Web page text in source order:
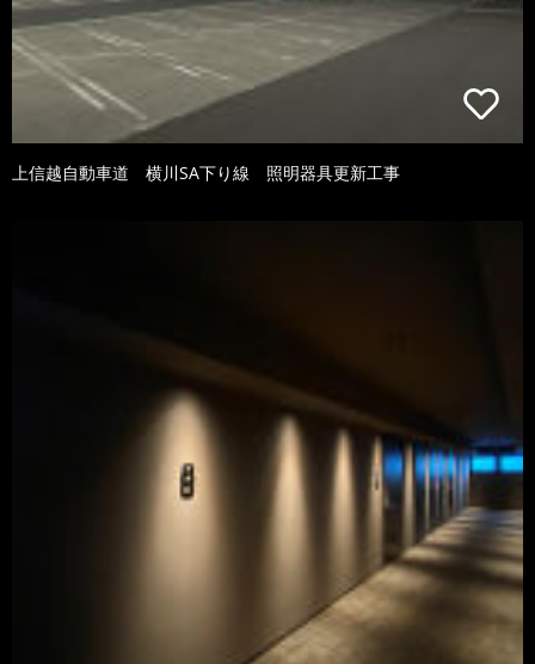
上信越自動車道 横川SA下り線 照明器具更新工事